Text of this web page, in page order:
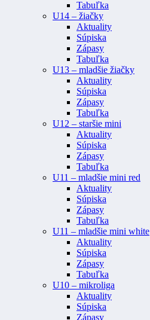
Tabuľka
U14 – žiačky
Aktuality
Súpiska
Zápasy
Tabuľka
U13 – mladšie žiačky
Aktuality
Súpiska
Zápasy
Tabuľka
U12 – staršie mini
Aktuality
Súpiska
Zápasy
Tabuľka
U11 – mladšie mini red
Aktuality
Súpiska
Zápasy
Tabuľka
U11 – mladšie mini white
Aktuality
Súpiska
Zápasy
Tabuľka
U10 – mikroliga
Aktuality
Súpiska
Zápasy